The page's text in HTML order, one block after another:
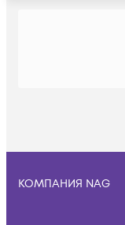
КОМПАНИЯ NAG